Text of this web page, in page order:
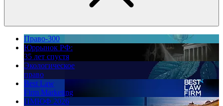
Право-300
Юррынок РФ:
35 лет спустя
Экологическое
право
Best Law
Firm Marketing
ПМЮФ 2026